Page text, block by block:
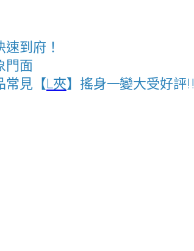
到府！
門面
常見【L夾】搖身一變大受好評!!